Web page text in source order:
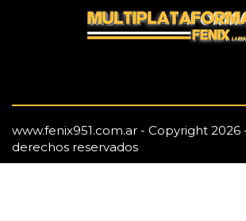
www.fenix951.com.ar - Copyright 2026
derechos reservados